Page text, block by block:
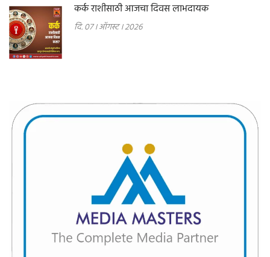
कर्क राशीसाठी आजचा दिवस लाभदायक
दि. 07 । ऑगस्ट । 2026